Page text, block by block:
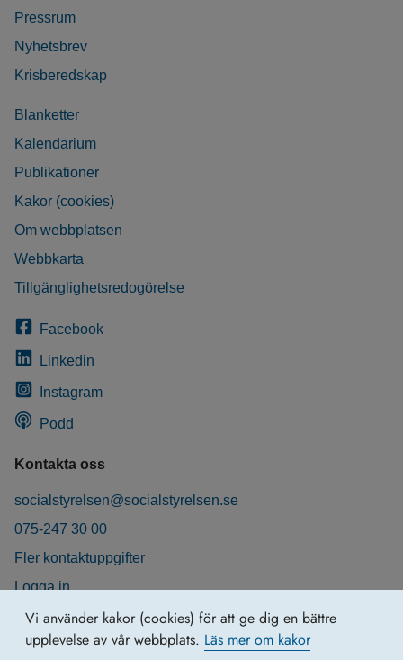
Vi använder kakor (cookies) för att ge dig en bättre
upplevelse av vår webbplats. Läs mer om kakor
Pressrum
Nyhetsbrev
Krisberedskap
Blanketter
Kalendarium
Publikationer
Kakor (cookies)
Om webbplatsen
Webbkarta
Tillgänglighetsredogörelse
Facebook
Linkedin
Instagram
Podd
Kontakta oss
socialstyrelsen@socialstyrelsen.se
075-247 30 00
Fler kontaktuppgifter
Logga in
Behandling av personuppgifter